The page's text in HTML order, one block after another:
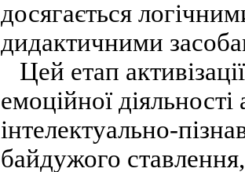
досягається
дидактичними
Цей етап
емоційної
інтелектуально-
байдужого